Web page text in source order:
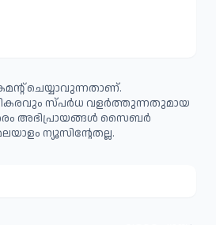
ചെയ്യാവുന്നതാണ്.
സ്പര്‍ധ വളര്‍ത്തുന്നതുമായ
അഭിപ്രായങ്ങള്‍ സൈബര്‍
ന്യൂസിന്റേതല്ല.